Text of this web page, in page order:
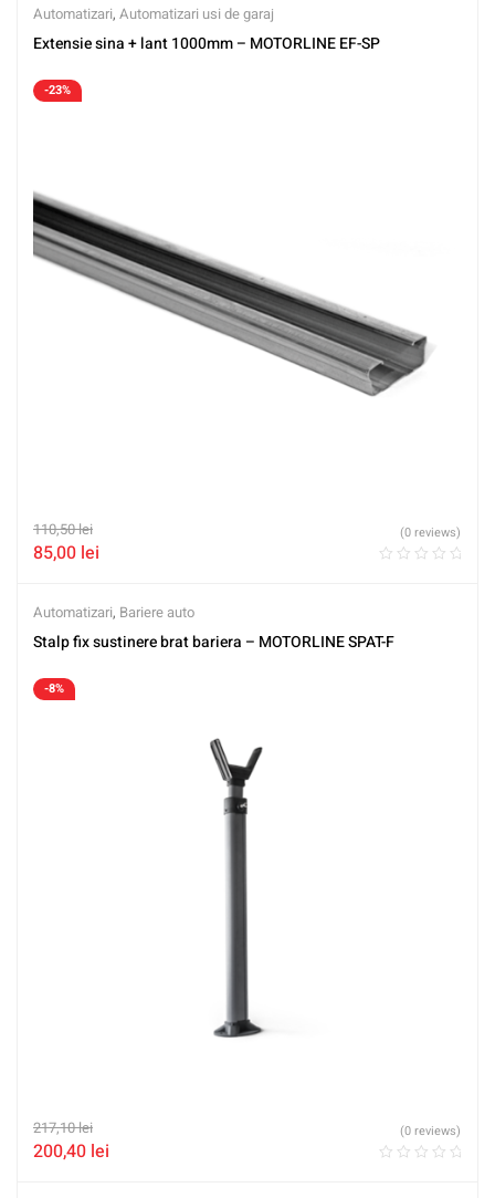
Automatizari, Automatizari usi de garaj
Extensie sina + lant 1000mm – MOTORLINE EF-SP
-23%
110,50lei
85,00 lei
(0 reviews)
Automatizari, Bariere auto
Stalp fix sustinere brat bariera – MOTORLINE SPAT-F
-8%
217,10lei
200,40 lei
(0 reviews)